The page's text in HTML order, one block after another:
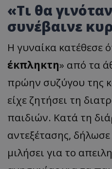
«Τι θα
συνέβαινε
Η γυναίκα κατέθεσε
έκπληκτη» από τα
πρώην συζύγου της
είχε ζητήσει τη
παιδιών. Κατά τη
αντεξέτασης,
μιλήσει για το